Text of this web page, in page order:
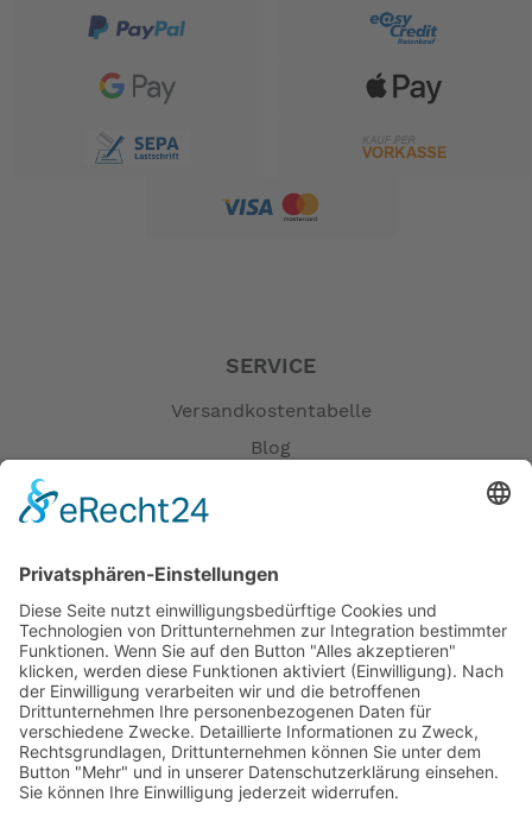
SERVICE
Versandkostentabelle
Blog
Versandpartner
Verfügbarkeiten
Zahlung und Versand
Datenschutz
Fernabsatz